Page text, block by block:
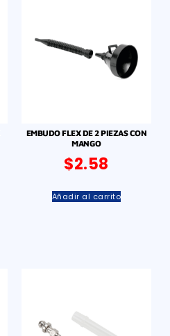
EMBUDO FLEX DE 2 PIEZAS CON
MANGO
$2.58
Añadir al carrito